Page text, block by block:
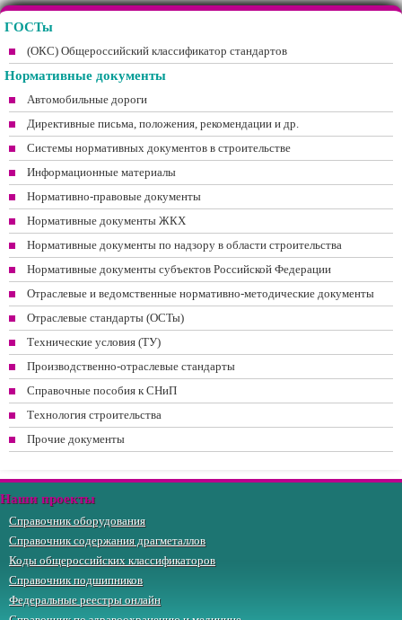
ГОСТы
(ОКС) Общероссийский классификатор стандартов
Нормативные документы
Автомобильные дороги
Директивные письма, положения, рекомендации и др.
Системы нормативных документов в строительстве
Информационные материалы
Нормативно-правовые документы
Нормативные документы ЖКХ
Нормативные документы по надзору в области строительства
Нормативные документы субъектов Российской Федерации
Отраслевые и ведомственные нормативно-методические документы
Отраслевые стандарты (ОСТы)
Технические условия (ТУ)
Производственно-отраслевые стандарты
Справочные пособия к СНиП
Технология строительства
Прочие документы
Наши проекты
Справочник оборудования
Справочник содержания драгметаллов
Коды общероссийских классификаторов
Справочник подшипников
Федеральные реестры онлайн